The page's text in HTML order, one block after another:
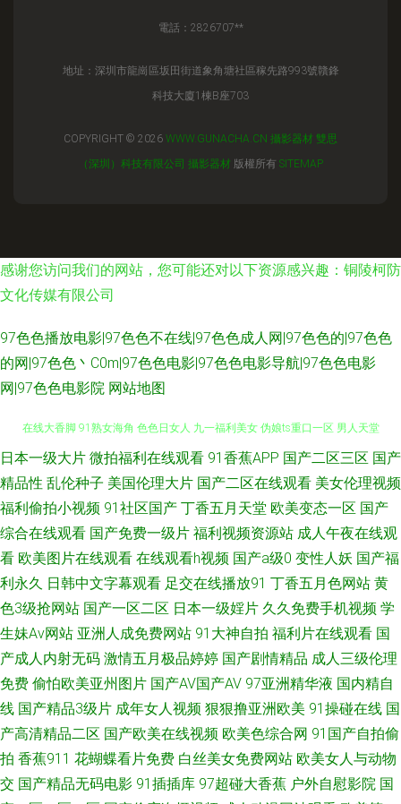
電話：2826707**
地址：深圳市龍崗區坂田街道象角塘社區稼先路993號贛鋒
科技大廈1棟B座703
COPYRIGHT © 2026 WWW.GUNACHA.CN 攝影器材 雙思
（深圳）科技有限公司 攝影器材 版權所有 SITEMAP
感谢您访问我们的网站，您可能还对以下资源感兴趣：铜陵柯防
文化传媒有限公司
97色色播放电影|97色色不在线|97色色成人网|97色色的|97色色
的网|97色色丶C0m|97色色电影|97色色电影导航|97色色电影
网|97色色电影院 网站地图
五月社区色 尤物视频入口在线 91草碰 欧美性爱一区 97自拍97在线视频 91
在线大香脚 91熟女海角 色色日女人 九一福利美女 伪娘ts重口一区 男人天堂
色男人A片 国产福利在线播放 伊人久久五月 尤物成人在线 成人综合婷婷国
产精品 91制片厂毛片大全集 91视频福利 日本久久视 久久国产福利 日韩黄址
91视频综合大全 日韩成人网址 日韩国产在线精品 色久悠悠亚洲 91尤物 91
一区二区视频 视频网址入口 国产精品自拍区 91九色双飞 97久久国产福利导
航 91福利导航青青草 东方av一直在线 AV不卡网站网址 婷婷五月影院 欧美性
日本一级大片 微拍福利在线观看 91香蕉APP 国产二区三区 国产
精品性 乱伦种子 美国伦理大片 国产二区在线观看 美女伦理视频
福利偷拍小视频 91社区国产 丁香五月天堂 欧美变态一区 国产
综合在线观看 国产免费一级片 福利视频资源站 成人午夜在线观
看 欧美图片在线观看 在线观看h视频 国产a级0 变性人妖 国产福
利永久 日韩中文字幕观看 足交在线播放91 丁香五月色网站 黄
色3级抢网站 国产一区二区 日本一级婬片 久久免费手机视频 学
生妹Av网站 亚洲人成免费网站 91大神自拍 福利片在线观看 国
产成人内射无码 激情五月极品婷婷 国产剧情精品 成人三级伦理
免费 偷怕欧美亚州图片 国产AV国产AV 97亚洲精华液 国内精自
线 国产精品3级片 成年女人视频 狠狠撸亚洲欧美 91操碰在线 国
产高清精品二区 国产欧美在线视频 欧美色综合网 91国产自拍偷
拍 香蕉911 花蝴蝶看片免费 白丝美女免费网站 欧美女人与动物
交 国产精品无码电影 91插插库 97超碰大香蕉 户外自慰影院 国